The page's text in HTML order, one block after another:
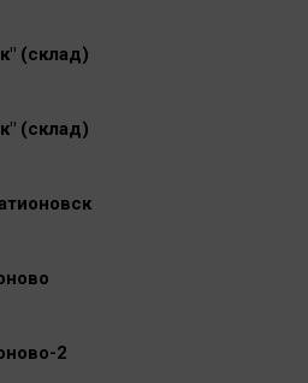
(склад)
(склад)
2